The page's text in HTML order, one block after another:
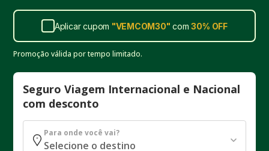
Aplicar cupom "VEMCOM30" com30% OFF
Promoção válida por tempo limitado.
Seguro Viagem Internacional e Nacional
com desconto
Para onde você vai?